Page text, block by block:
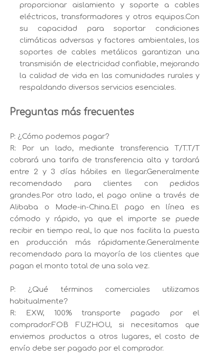
proporcionar aislamiento y soporte a cables
eléctricos, transformadores y otros equipos.Con
su capacidad para soportar condiciones
climáticas adversas y factores ambientales, los
soportes de cables metálicos garantizan una
transmisión de electricidad confiable, mejorando
la calidad de vida en las comunidades rurales y
respaldando diversos servicios esenciales.
Preguntas más frecuentes
P: ¿Cómo podemos pagar?
R: Por un lado, mediante transferencia T/T.T/T
cobrará una tarifa de transferencia alta y tardará
entre 2 y 3 días hábiles en llegar.Generalmente
recomendado para clientes con pedidos
grandes.Por otro lado, el pago online a través de
Alibaba o Made-in-China.El pago en línea es
cómodo y rápido, ya que el importe se puede
recibir en tiempo real, lo que nos facilita la puesta
en producción más rápidamente.Generalmente
recomendado para la mayoría de los clientes que
pagan el monto total de una sola vez.
P: ¿Qué términos comerciales utilizamos
habitualmente?
R: EXW, 100% transporte pagado por el
comprador.FOB FUZHOU, si necesitamos que
enviemos productos a otros lugares, el costo de
envío debe ser pagado por el comprador.